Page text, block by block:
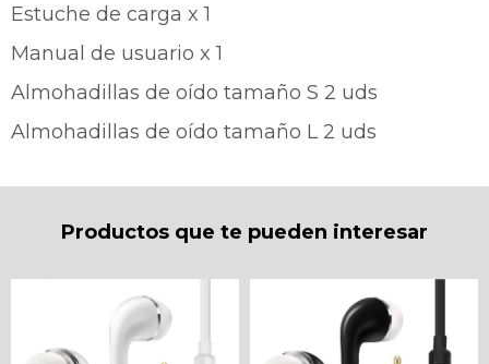
Estuche de carga x 1
Manual de usuario x 1
Almohadillas de oído tamaño S 2 uds
Almohadillas de oído tamaño L 2 uds
Productos que te pueden interesar